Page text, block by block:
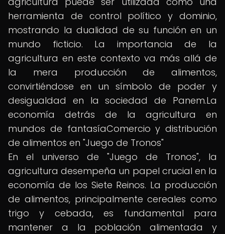
herramienta de control político y dominio,
mostrando la dualidad de su función en un
mundo ficticio. La importancia de la
agricultura en este contexto va más allá de
la mera producción de alimentos,
convirtiéndose en un símbolo de poder y
desigualdad en la sociedad de Panem.La
economía detrás de la agricultura en
mundos de fantasíaComercio y distribución
de alimentos en "Juego de Tronos"
En el universo de "Juego de Tronos", la
agricultura desempeña un papel crucial en la
economía de los Siete Reinos. La producción
de alimentos, principalmente cereales como
trigo y cebada, es fundamental para
mantener a la población alimentada y